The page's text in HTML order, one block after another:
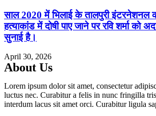
साल 2020 में भिलाई के तालपुरी इंटरनेशनल
हत्याकांड में दोषी पाए जाने पर रवि शर्मा को
सुनाई है।
April 30, 2026
About Us
Lorem ipsum dolor sit amet, consectetur
luctus nec. Curabitur a felis in nunc fringilla
interdum lacus sit amet orci. Curabitur ligula